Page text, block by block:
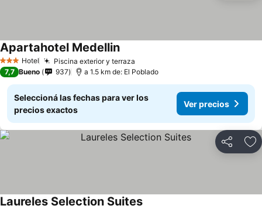
3 Estrellas
Hotel Piscina exterior y terraza
Apartahotel Medellin
7,7 Bueno 937 a 1.5 km de: El Poblado
Seleccioná las fechas para ver los
precios exactos
Ver precios
Compartir
Laureles Selection Suites